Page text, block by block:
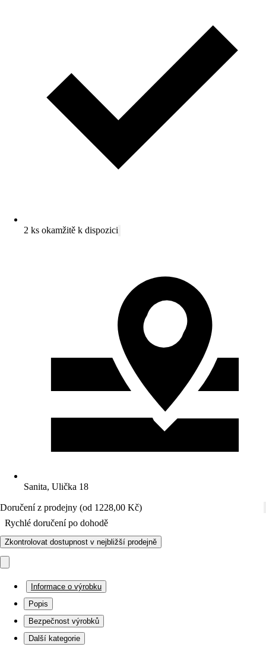
2 ks okamžitě k dispozici
Sanita, Ulička 18
Doručení z prodejny (od 1228,00 Kč)
Rychlé doručení po dohodě
Zkontrolovat dostupnost v nejbližší prodejně
Informace o výrobku
Popis
Bezpečnost výrobků
Další kategorie